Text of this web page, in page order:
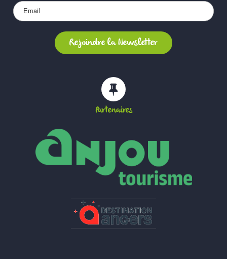
Partenaires